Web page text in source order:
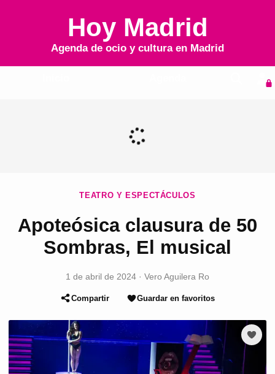
Hoy Madrid
Agenda de ocio y cultura en Madrid
TEATRO Y ESPECTÁCULOS
Apoteósica clausura de 50
Sombras, El musical
1 de abril de 2024 · Vero Aguilera Ro
Compartir Guardar en favoritos